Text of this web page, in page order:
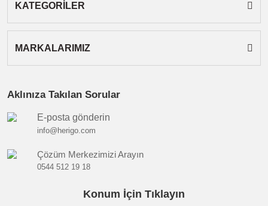
KATEGORİLER
MARKALARIMIZ
Aklınıza Takılan Sorular
E-posta gönderin
info@herigo.com
Çözüm Merkezimizi Arayın
0544 512 19 18
Konum İçin Tıklayın